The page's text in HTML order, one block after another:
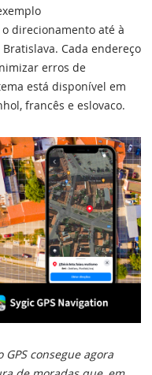
direcionamento até à
Cada endereço
erros de
está disponível em
francês e eslovaco.
GPS consegue agora